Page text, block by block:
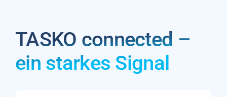
TASKO connected –
ein starkes Signal